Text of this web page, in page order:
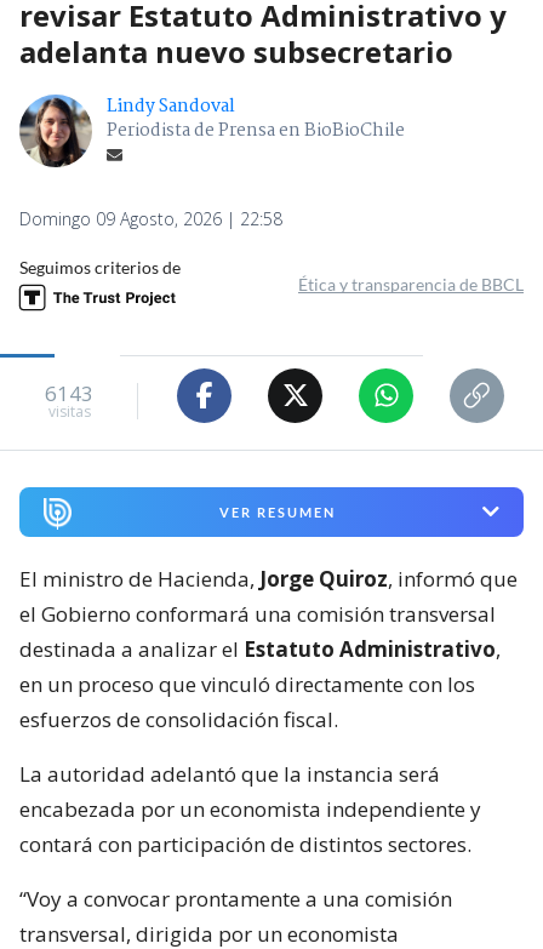
revisar Estatuto Administrativo y
adelanta nuevo subsecretario
Lindy Sandoval
Periodista de Prensa en BioBioChile
Domingo 09 Agosto, 2026 | 22:58
Seguimos criterios de
Ética y transparencia de BBCL
6143
visitas
VER RESUMEN
El ministro de Hacienda, Jorge Quiroz, informó que
el Gobierno conformará una comisión transversal
destinada a analizar el Estatuto Administrativo,
en un proceso que vinculó directamente con los
esfuerzos de consolidación fiscal.
La autoridad adelantó que la instancia será
encabezada por un economista independiente y
contará con participación de distintos sectores.
“Voy a convocar prontamente a una comisión
transversal, dirigida por un economista